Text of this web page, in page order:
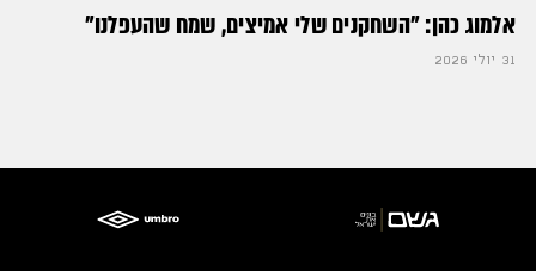
אלמוג כהן: "השחקנים שלי אמיצים, שמח שהעפלנו"
31 יולי 2026